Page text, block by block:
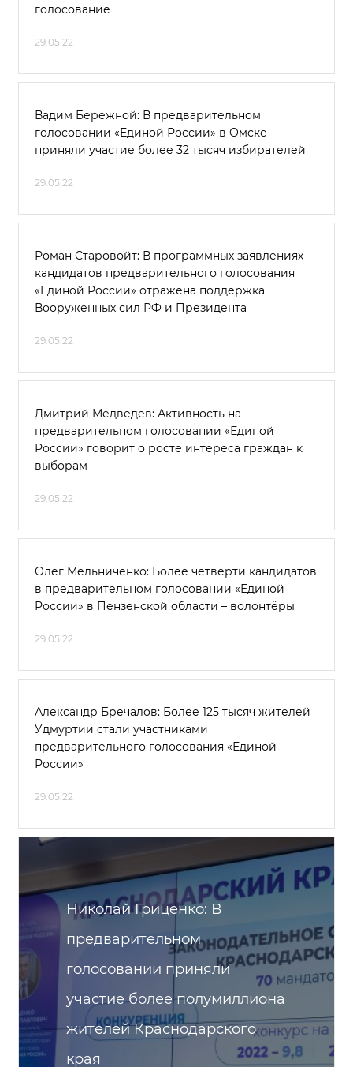
голосование
29.05.22
Вадим Бережной: В предварительном
голосовании «Единой России» в Омске
приняли участие более 32 тысяч избирателей
29.05.22
Роман Старовойт: В программных заявлениях
кандидатов предварительного голосования
«Единой России» отражена поддержка
Вооруженных сил РФ и Президента
29.05.22
Дмитрий Медведев: Активность на
предварительном голосовании «Единой
России» говорит о росте интереса граждан к
выборам
29.05.22
Олег Мельниченко: Более четверти кандидатов
в предварительном голосовании «Единой
России» в Пензенской области – волонтёры
29.05.22
Александр Бречалов: Более 125 тысяч жителей
Удмуртии стали участниками
предварительного голосования «Единой
России»
29.05.22
Николай Гриценко: В
предварительном
голосовании приняли
участие более полумиллиона
жителей Краснодарского
края